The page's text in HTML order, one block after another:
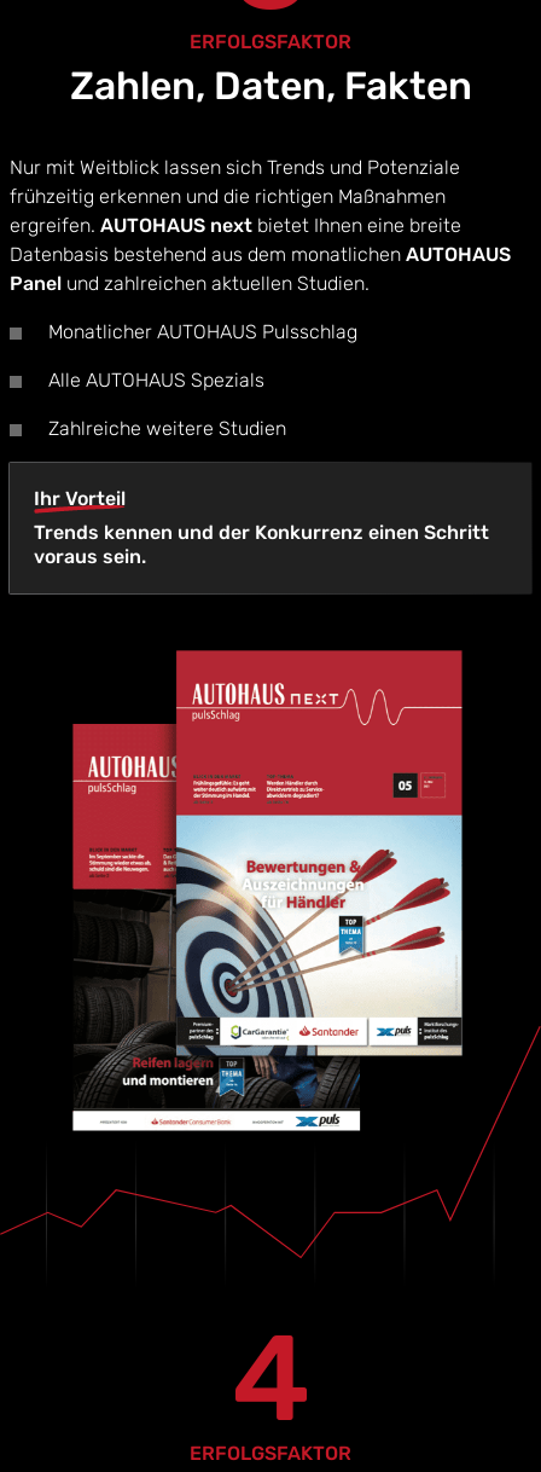
ERFOLGSFAKTOR
Zahlen, Daten, Fakten
Nur mit Weitblick lassen sich Trends und Potenziale
frühzeitig erkennen und die richtigen Maßnahmen
ergreifen. AUTOHAUS next bietet Ihnen eine breite
Datenbasis bestehend aus dem monatlichen AUTOHAUS
Panel und zahlreichen aktuellen Studien.
Monatlicher AUTOHAUS Pulsschlag
Alle AUTOHAUS Spezials
Zahlreiche weitere Studien
Ihr Vorteil
Trends kennen und der Konkurrenz einen Schritt
voraus sein.
4
ERFOLGSFAKTOR